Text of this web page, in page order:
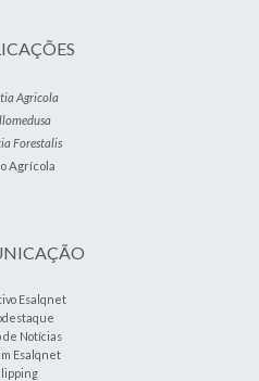
Agricola
Forestalis
Agrícola
Esalqnet
de Notícias
Esalqnet